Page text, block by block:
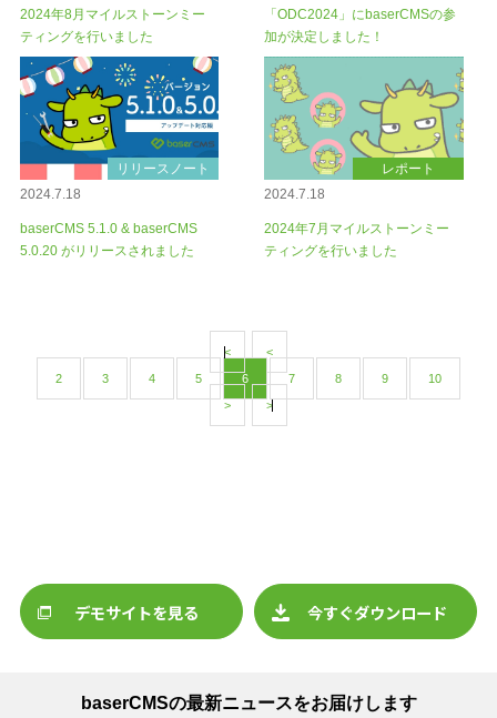
2024年8月マイルストーンミー
ティングを行いました
「ODC2024」にbaserCMSの参
加が決定しました！
リリースノート
2024.7.18
baserCMS 5.1.0 & baserCMS
5.0.20 がリリースされました
レポート
2024.7.18
2024年7月マイルストーンミー
ティングを行いました
<
<
2
3 4 5 6 7 8 9
10
>
>
デモサイトを見る 今すぐダウンロード
baserCMSの最新ニュースをお届けします